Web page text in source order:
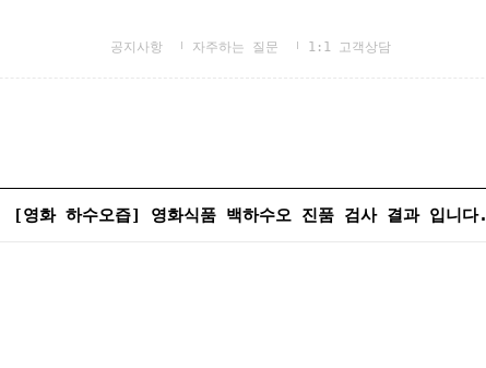
공지사항 자주하는 질문 1:1 고객상담
[영화 하수오즙] 영화식품 백하수오 진품 검사 결과 입니다.